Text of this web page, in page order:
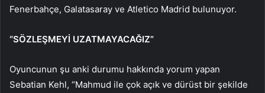
Fenerbahçe, Galatasaray ve Atletico Madrid bulunuyor.
“SÖZLEŞMEYİ UZATMAYACAĞIZ”
Oyuncunun şu anki durumu hakkında yorum yapan
Sebatian Kehl, “Mahmud ile çok açık ve dürüst bir şekilde